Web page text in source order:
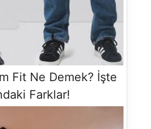
Fit Ne Demek? İşte
Farklar!